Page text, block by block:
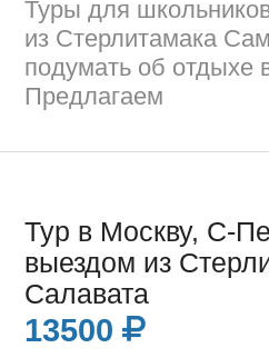
Туры для
из Стерлитамака
подумать об отдыхе
Предлагаем
Тур в Москву, С-
выездом из
Салавата
13500